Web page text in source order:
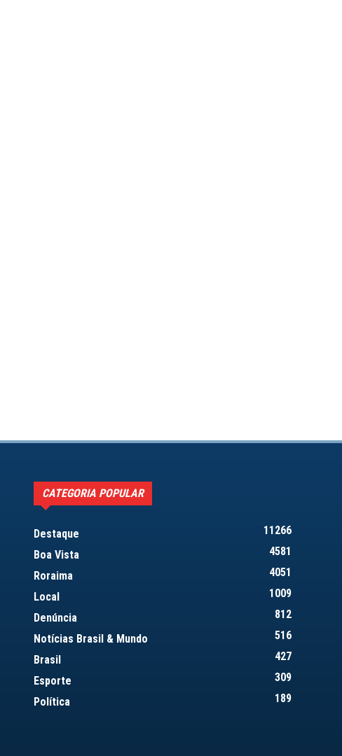
CATEGORIA POPULAR
Destaque
11266
Boa Vista
4581
Roraima
4051
Local
1009
Denúncia
812
Notícias Brasil & Mundo
516
Brasil
427
Esporte
309
Política
189